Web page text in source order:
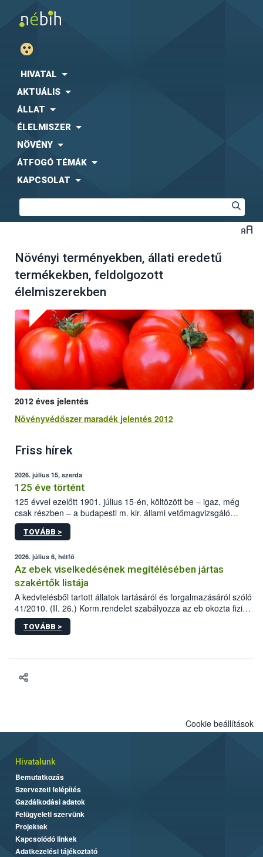
HIVATAL
AKTUÁLIS
ÁLLAT
ÉLELMISZER
NÖVÉNY
ÁTFOGÓ TÉMÁK
KAPCSOLAT
Növényi terményekben, állati eredetű
termékekben, feldolgozott
élelmiszerekben
2012 éves jelentés
Növényvédőszer maradék jelentés 2012
Friss hírek
2026. július 15, szerda
125 éve történt
125 évvel ezelőtt 1901. július 15-én, költözött be – igaz, még
csak részben – a budapesti m. kir. állami vetőmagvizsgáló
állomás a Kis Rókus utca 15. szám alatti, Czigler Győző által
tervezett új épületébe.
TOVÁBB >
2026. július 6, hétfő
Az ebek viselkedésének megítélésében jártas
szakértők listája
A kedvtelésből tartott állatok tartásáról és forgalmazásáról szóló
41/2010. (II. 26.) Korm.rendelet szabályozza az eb okozta fizikai
sérülés, illetve ennek veszélye keletkezésekor felmerülő
hatósági feladatokat, valamint a veszélyes eb tartását és annak
TOVÁBB >
Cookie beállítások
Hivatalunk
Bemutatkozás
Szervezeti felépítés
Gazdálkodási adatok
Felügyeleti szervünk
Projektek
Kapcsolódó linkek
Adatkezelési tájékoztató